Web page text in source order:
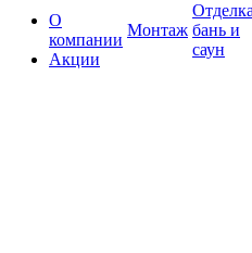
О
компании
Акции
Монтаж бань и
саун